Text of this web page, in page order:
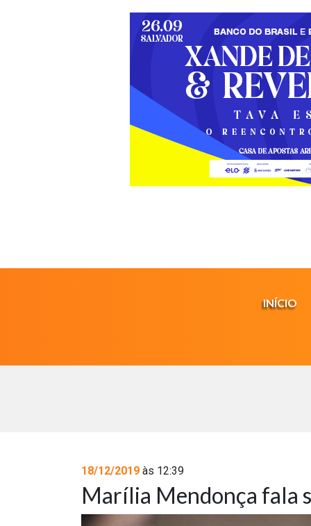
INÍCIO
18/12/2019 às 12:39
Marília Mendonça fala